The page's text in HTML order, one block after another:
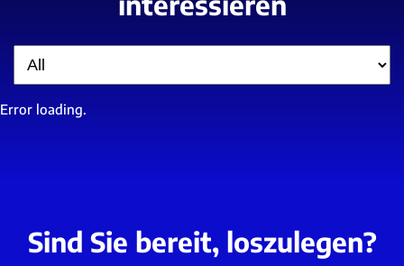
Error loading.
Sind Sie bereit, loszulegen?